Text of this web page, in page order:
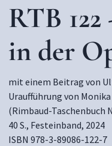
RTB
in der
mit einem Beitrag von
Uraufführung von
(Rimbaud-Taschenbuch
40 S., Festeinband, 2024
ISBN 978-3-89086-122-7